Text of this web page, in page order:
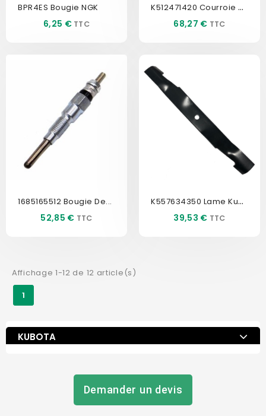
BPR4ES Bougie NGK
Prix
6,25 €
K512471420 Courroie De...
Prix
68,27 €
1685165512 Bougie De...
Prix
52,85 €
K557634350 Lame Kubota
Prix
39,53 €
Affichage 1-12 de 12 article(s)
1
KUBOTA
Demander un devis